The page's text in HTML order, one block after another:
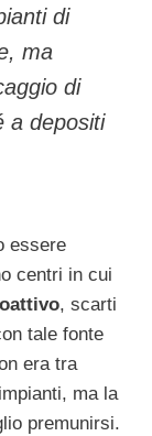
di
ma
di
a depositi
essere
centri in cui
, scarti
tale fonte
era tra
ma la
premunirsi.